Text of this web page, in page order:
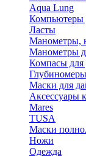
Aqua Lung
Компьютеры
Ласты
Манометры,
Манометры
Компасы для
Глубиномеры
Маски для
Аксессуары
Mares
TUSA
Маски
Ножи
Одежда